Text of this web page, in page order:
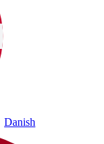
Danish